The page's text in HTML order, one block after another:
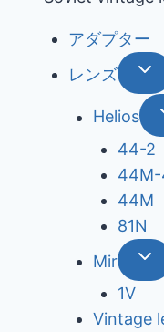
アダプター
レンズ
Helios
44-2
44М-
44М
81N
Mir
1V
Vintage